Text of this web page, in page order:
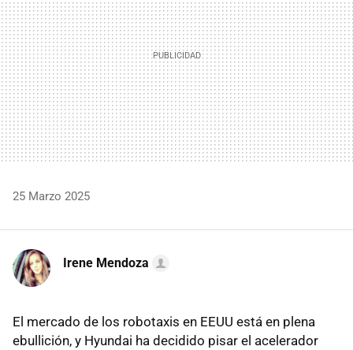
25 Marzo 2025
Irene Mendoza
El mercado de los robotaxis en EEUU está en plena
ebullición, y Hyundai ha decidido pisar el acelerador